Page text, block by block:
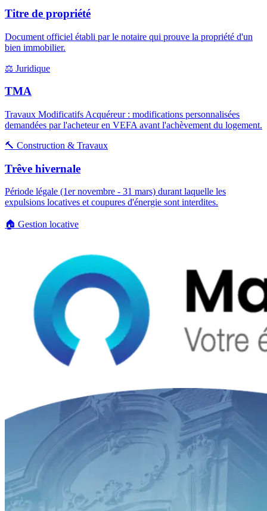
Titre de propriété
Document officiel établi par le notaire qui prouve la propriété d'un
bien immobilier.
⚖️ Juridique
TMA
Travaux Modificatifs Acquéreur : modifications personnalisées
demandées par l'acheteur en VEFA avant l'achèvement du logement.
🔨 Construction & Travaux
Trêve hivernale
Période légale (1er novembre - 31 mars) durant laquelle les
expulsions locatives et coupures d'énergie sont interdites.
🏠 Gestion locative